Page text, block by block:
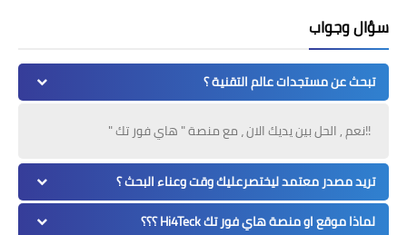
سؤال وجواب
تبحث عن مستجدات عالم التقنية ؟
!!نعم , الحل بين يديك الان ، مع منصة " هاي فور تك "
تريد مصدر معتمد ليختصرعليك وقت وعناء البحث ؟
لماذا موقع او منصة هاي فور تك Hi4Teck ؟؟؟